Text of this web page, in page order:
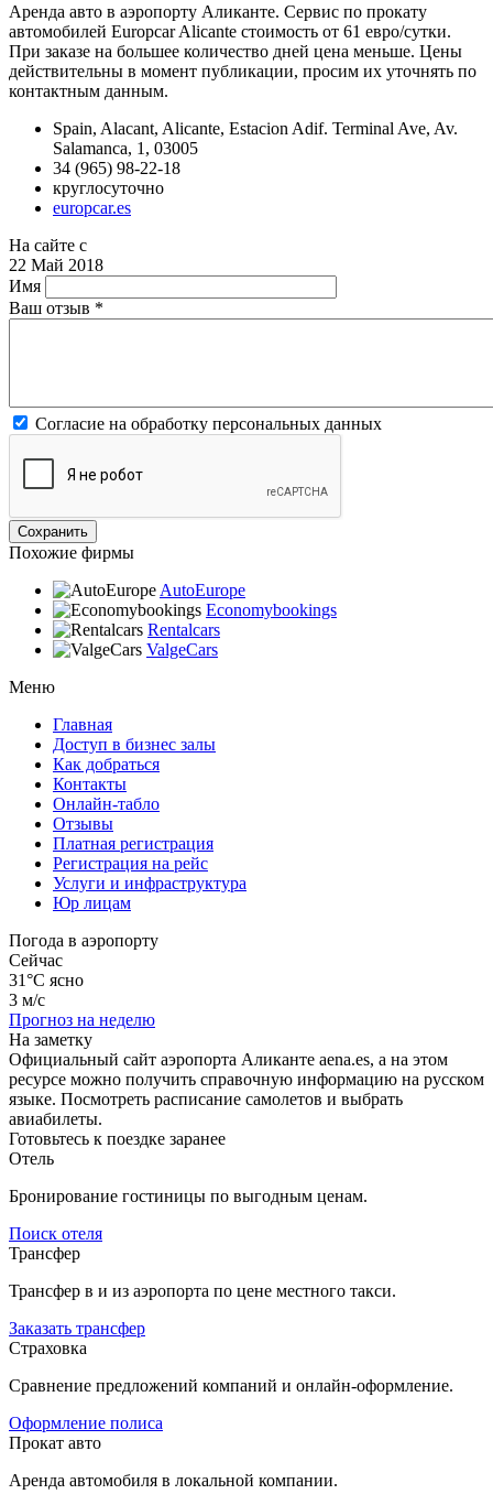
Аренда авто в аэропорту Аликанте. Сервис по прокату
автомобилей Europcar Alicante стоимость от 61 евро/сутки.
При заказе на большее количество дней цена меньше. Цены
действительны в момент публикации, просим их уточнять по
контактным данным.
Spain, Alacant, Alicante, Estacion Adif. Terminal Ave, Av.
Salamanca, 1, 03005
34 (965) 98-22-18
круглосуточно
europcar.es
На сайте с
22 Май 2018
Имя
Ваш отзыв *
Согласие на обработку персональных данных
Похожие фирмы
AutoEurope
Economybookings
Rentalcars
ValgeCars
Меню
Главная
Доступ в бизнес залы
Как добраться
Контакты
Онлайн-табло
Отзывы
Платная регистрация
Регистрация на рейс
Услуги и инфраструктура
Юр лицам
Погода в аэропорту
Сейчас
31°C ясно
3 м/с
Прогноз на неделю
На заметку
Официальный сайт аэропорта Аликанте aena.es, а на этом
ресурсе можно получить справочную информацию на русском
языке. Посмотреть расписание самолетов и выбрать
авиабилеты.
Готовьтесь к поездке заранее
Отель
Бронирование гостиницы по выгодным ценам.
Поиск отеля
Трансфер
Трансфер в и из аэропорта по цене местного такси.
Заказать трансфер
Страховка
Сравнение предложений компаний и онлайн-оформление.
Оформление полиса
Прокат авто
Аренда автомобиля в локальной компании.